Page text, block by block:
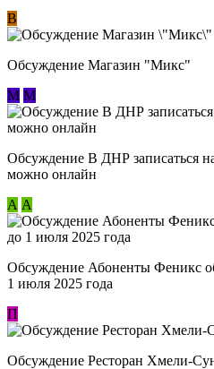
В
Обсуждение Магазин "Микс"
М М
Обсуждение В ДНР записаться
можно онлайн
А А
Обсуждение Абоненты Феникс
1 июля 2025 года
П
Обсуждение Ресторан Хмели-